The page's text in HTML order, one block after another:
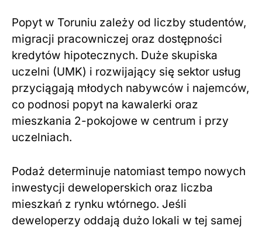
Popyt w Toruniu zależy od liczby studentów,
migracji pracowniczej oraz dostępności
kredytów hipotecznych. Duże skupiska
uczelni (UMK) i rozwijający się sektor usług
przyciągają młodych nabywców i najemców,
co podnosi popyt na kawalerki oraz
mieszkania 2-pokojowe w centrum i przy
uczelniach.
Podaż determinuje natomiast tempo nowych
inwestycji deweloperskich oraz liczba
mieszkań z rynku wtórnego. Jeśli
deweloperzy oddają dużo lokali w tej samej